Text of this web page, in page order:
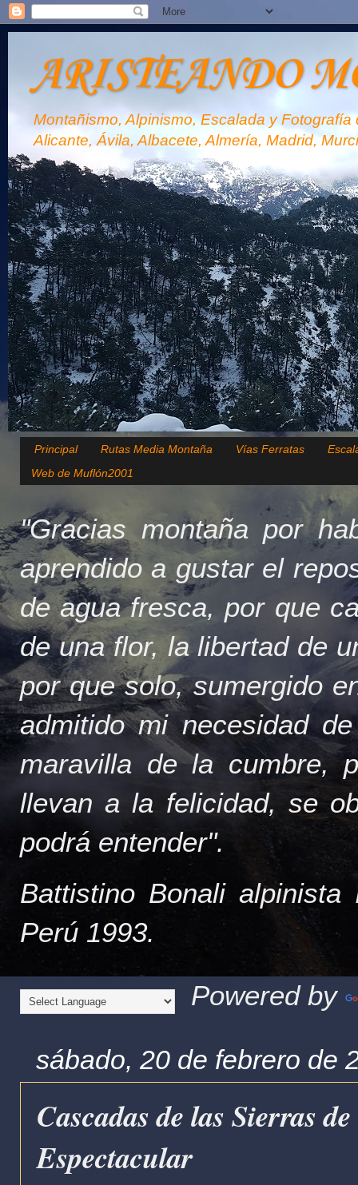
ARISTEANDO
Montañismo, Alpinismo, Escalada y
Alicante, Ávila, Albacete, Almería, Madrid,
Principal Rutas Media Montaña Vías Ferratas
Web de Muflón2001
"Gracias montaña por
aprendido a gustar el
de agua fresca, por que
de una flor, la libertad de
por que solo, sumergido
admitido mi necesidad
maravilla de la cumbre,
llevan a la felicidad, se
podrá entender".
Battistino Bonali
Perú 1993.
Powered by
sábado, 20 de febrero de
Cascadas de las Sierras
Espectacular